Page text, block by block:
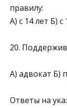
правилу:
А) с 14 лет Б) с
20.
А) адвокат Б)
Ответы на